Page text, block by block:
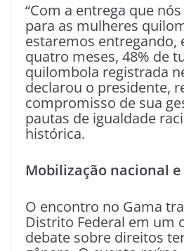
“Com a entrega que
para as mulheres
estaremos entregando,
quatro meses, 48% de
quilombola registrada
declarou o presidente,
compromisso de sua
pautas de igualdade
histórica.
Mobilização nacional
O encontro no Gama
Distrito Federal em um
debate sobre direitos